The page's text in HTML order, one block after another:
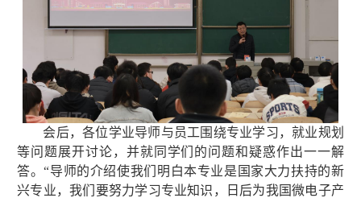
会后，各位学业导师与员工围绕专业学习，就业规划
等问题展开讨论，并就同学们的问题和疑惑作出一一解
答。“导师的介绍使我们明白本专业是国家大力扶持的新
兴专业，我们要努力学习专业知识，日后为我国微电子产